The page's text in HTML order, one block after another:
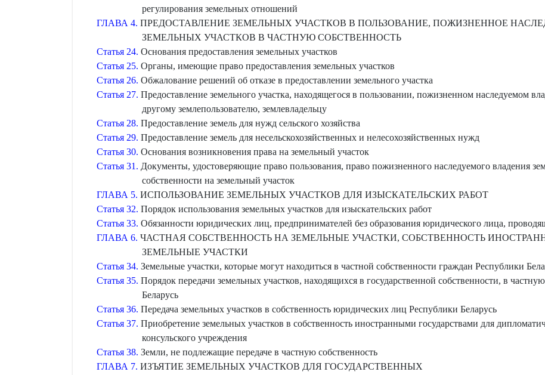
регулирования земельных отношений
ГЛАВА 4. ПРЕДОСТАВЛЕНИЕ ЗЕМЕЛЬНЫХ УЧАСТКОВ В ПОЛЬЗОВАНИЕ, ПОЖИЗНЕННОЕ
ЗЕМЕЛЬНЫХ УЧАСТКОВ В ЧАСТНУЮ СОБСТВЕННОСТЬ
Статья 24. Основания предоставления земельных участков
Статья 25. Органы, имеющие право предоставления земельных участков
Статья 26. Обжалование решений об отказе в предоставлении земельного участка
Статья 27. Предоставление земельного участка, находящегося в пользовании, пожизненном наследуемом
другому землепользователю, землевладельцу
Статья 28. Предоставление земель для нужд сельского хозяйства
Статья 29. Предоставление земель для несельскохозяйственных и нелесохозяйственных нужд
Статья 30. Основания возникновения права на земельный участок
Статья 31. Документы, удостоверяющие право пользования, право пожизненного наследуемого владения
собственности на земельный участок
ГЛАВА 5. ИСПОЛЬЗОВАНИЕ ЗЕМЕЛЬНЫХ УЧАСТКОВ ДЛЯ ИЗЫСКАТЕЛЬСКИХ РАБОТ
Статья 32. Порядок использования земельных участков для изыскательских работ
Статья 33. Обязанности юридических лиц, предпринимателей без образования юридического лица,
ГЛАВА 6. ЧАСТНАЯ СОБСТВЕННОСТЬ НА ЗЕМЕЛЬНЫЕ УЧАСТКИ, СОБСТВЕННОСТЬ
ЗЕМЕЛЬНЫЕ УЧАСТКИ
Статья 34. Земельные участки, которые могут находиться в частной собственности граждан Республики
Статья 35. Порядок передачи земельных участков, находящихся в государственной собственности, в
Беларусь
Статья 36. Передача земельных участков в собственность юридических лиц Республики Беларусь
Статья 37. Приобретение земельных участков в собственность иностранными государствами для
консульского учреждения
Статья 38. Земли, не подлежащие передаче в частную собственность
ГЛАВА 7. ИЗЪЯТИЕ ЗЕМЕЛЬНЫХ УЧАСТКОВ ДЛЯ ГОСУДАРСТВЕННЫХ